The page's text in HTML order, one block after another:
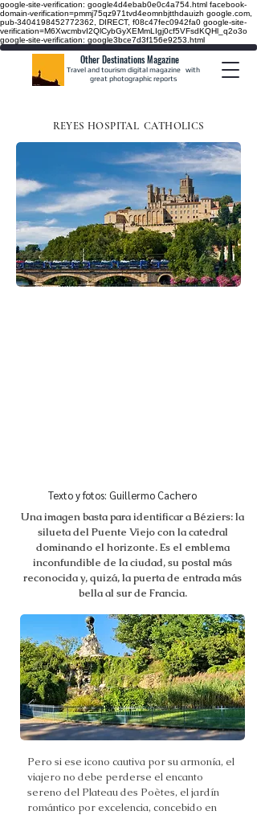
google-site-verification: google4d4ebab0e0c4a754.html facebook-
domain-verification=pmmj75qz971tvd4eomnbjtthdauizh google.com,
pub-3404198452772362, DIRECT, f08c47fec0942fa0 google-site-
verification=M6XwcmbvI2QlCybGyXEMmLIgj0cf5VFsdKQHl_q2o3o
google-site-verification: google3bce7d3f156e9253.html
Other Destinations Magazine
Travel and tourism digital magazine with
great photographic reports
REYES HOSPITAL CATHOLICS
Texto y fotos: Guillermo Cachero
Una imagen basta para identificar a Béziers: la
silueta del Puente Viejo con la catedral
dominando el horizonte. Es el emblema
inconfundible de la ciudad, su postal más
reconocida y, quizá, la puerta de entrada más
bella al sur de Francia.
Pero si ese icono cautiva por su armonía, el
viajero no debe perderse el encanto
sereno del Plateau des Poètes, el jardín
romántico por excelencia, concebido en